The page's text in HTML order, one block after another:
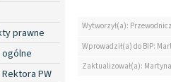
prawne
PW
Wytworzył(a):
Wprowadził(a) do BIP:
Zaktualizował(a):